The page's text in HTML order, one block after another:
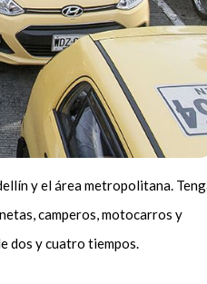
y el área metropolitana.
camperos, motocarros y
dos y cuatro tiempos.